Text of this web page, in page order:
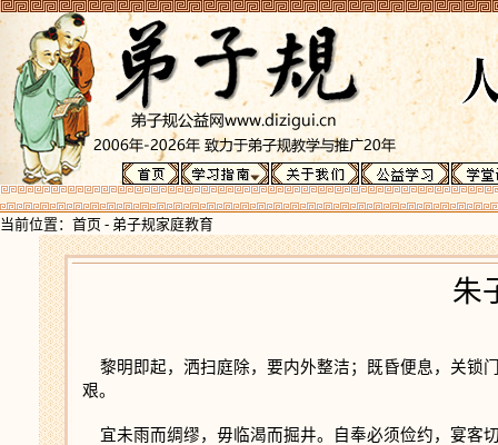
当前位置： 首页 - 弟子规家庭教育
朱
黎明即起，洒扫庭除，要内外整洁；既昏便息，关锁
艰。
宜未雨而绸缪，毋临渴而掘井。自奉必须俭约，宴客